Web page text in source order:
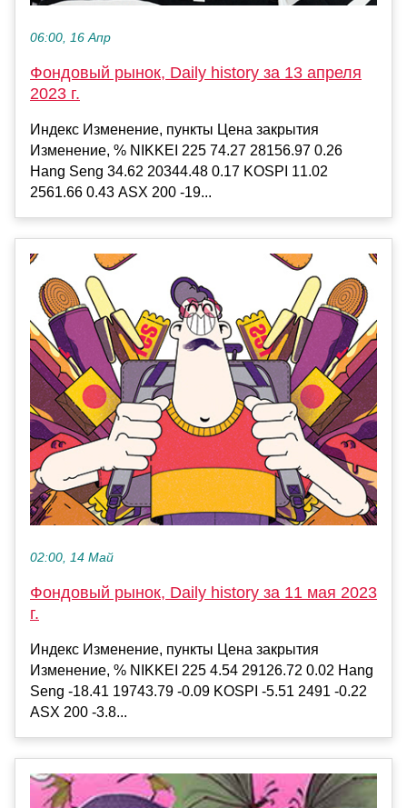
06:00, 16 Апр
Фондовый рынок, Daily history за 13 апреля
2023 г.
Индекс Изменение, пункты Цена закрытия
Изменение, % NIKKEI 225 74.27 28156.97 0.26
Hang Seng 34.62 20344.48 0.17 KOSPI 11.02
2561.66 0.43 ASX 200 -19...
02:00, 14 Май
Фондовый рынок, Daily history за 11 мая 2023
г.
Индекс Изменение, пункты Цена закрытия
Изменение, % NIKKEI 225 4.54 29126.72 0.02 Hang
Seng -18.41 19743.79 -0.09 KOSPI -5.51 2491 -0.22
ASX 200 -3.8...